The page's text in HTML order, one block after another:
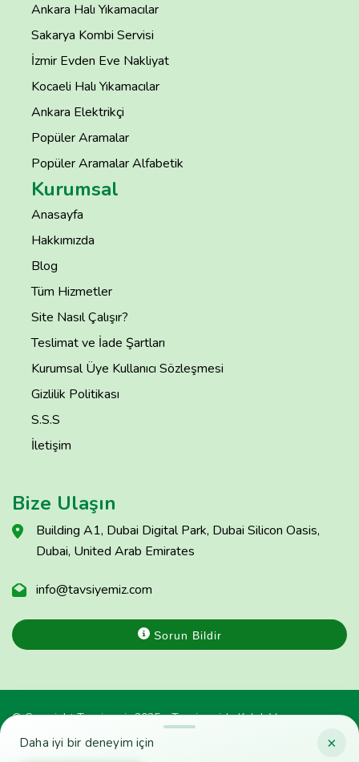
×
Daha iyi bir deneyim için
Ankara Halı Yıkamacılar
Sakarya Kombi Servisi
İzmir Evden Eve Nakliyat
Kocaeli Halı Yıkamacılar
Ankara Elektrikçi
Popüler Aramalar
Popüler Aramalar Alfabetik
Kurumsal
Anasayfa
Hakkımızda
Blog
Tüm Hizmetler
Site Nasıl Çalışır?
Teslimat ve İade Şartları
Kurumsal Üye Kullanıcı Sözleşmesi
Gizlilik Politikası
S.S.S
İletişim
Bize Ulaşın
Building A1, Dubai Digital Park, Dubai Silicon Oasis,
Dubai, United Arab Emirates
info@tavsiyemiz.com
Sorun Bildir
© Copyright Tavsiyemiz 2025 - Tavsiyemiz'e Kulak Ver